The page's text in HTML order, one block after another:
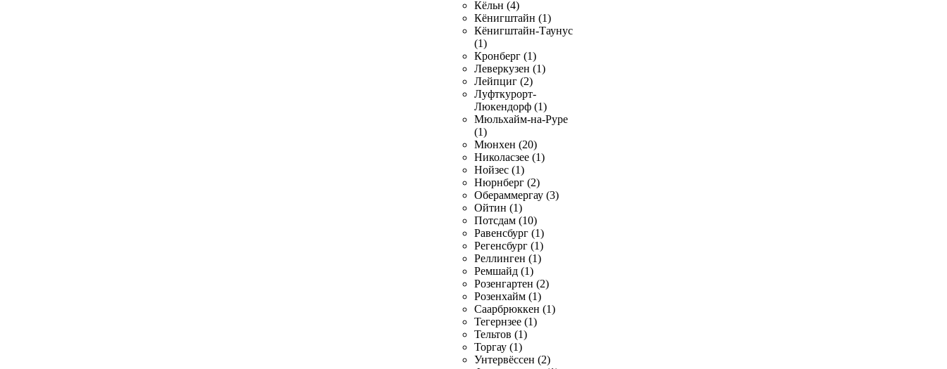
Кёльн (4)
Кёнигштайн (1)
Кёнигштайн-Таунус
(1)
Кронберг (1)
Леверкузен (1)
Лейпциг (2)
Луфткурорт-
Люкендорф (1)
Мюльхайм-на-Руре
(1)
Мюнхен (20)
Николасзее (1)
Нойзес (1)
Нюрнберг (2)
Обераммергау (3)
Ойтин (1)
Потсдам (10)
Равенсбург (1)
Регенсбург (1)
Реллинген (1)
Ремшайд (1)
Розенгартен (2)
Розенхайм (1)
Саарбрюккен (1)
Тегернзее (1)
Тельтов (1)
Торгау (1)
Унтервёссен (2)